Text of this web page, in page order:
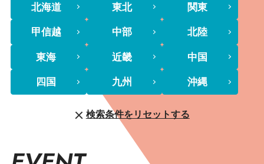
北海道 東北 関東
甲信越 中部 北陸
東海 近畿 中国
四国 九州 沖縄
検索条件をリセットする